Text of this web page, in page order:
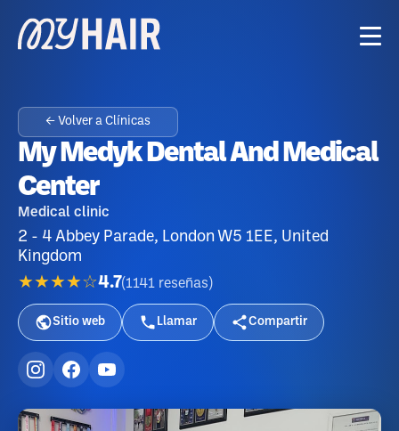
← Volver a Clínicas
My Medyk Dental And Medical
Center
Medical clinic
2 - 4 Abbey Parade, London W5 1EE, United
Kingdom
★★★★☆4.7(1141 reseñas )
Sitio web Llamar Compartir